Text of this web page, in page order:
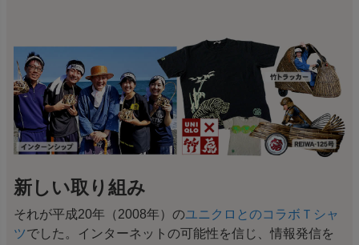
新しい取り組み
それが平成20年（2008年）のユニクロとのコラボＴシャ
ツでした。インターネットの可能性を信じ、情報発信を